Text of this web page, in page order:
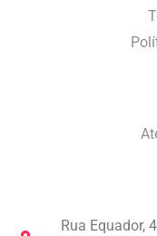
Rua Equador,